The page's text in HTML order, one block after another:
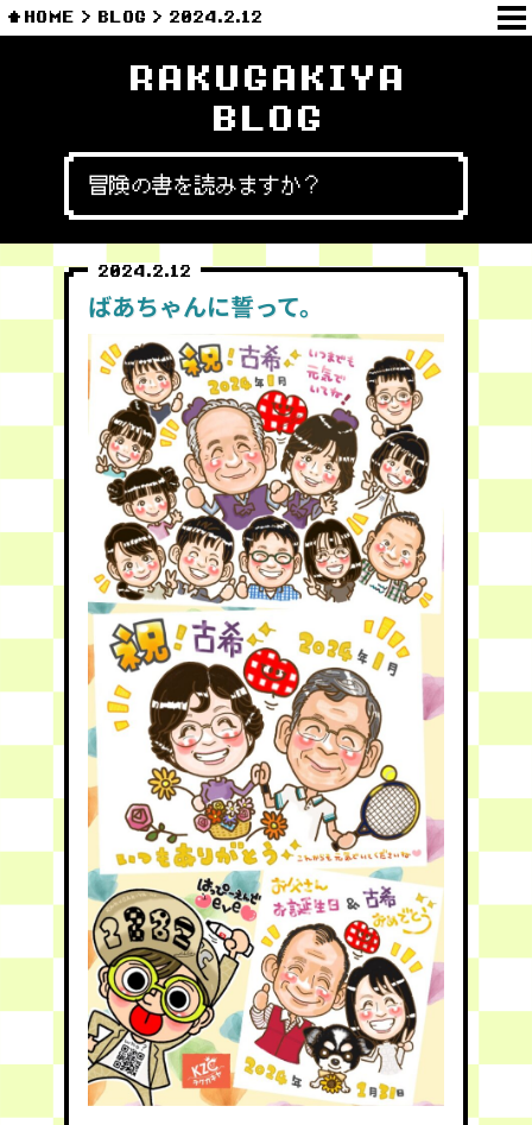
HOME BLOG 2024.2.12
RAKUGAKIYA
BLOG
冒険の書を読みますか？
2024.2.12
ばあちゃんに誓って。